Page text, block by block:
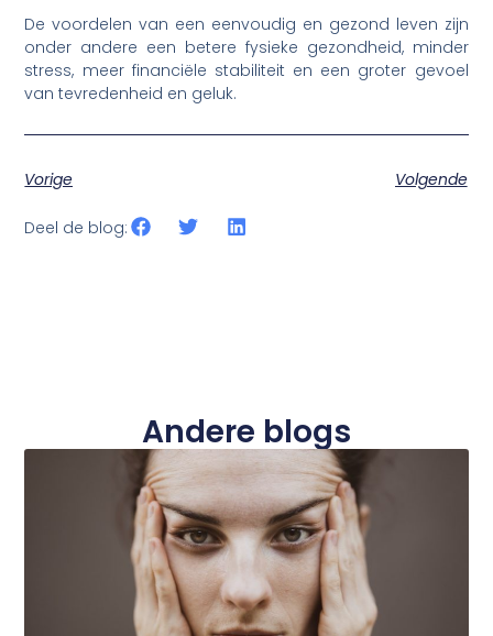
De voordelen van een eenvoudig en gezond leven zijn
onder andere een betere fysieke gezondheid, minder
stress, meer financiële stabiliteit en een groter gevoel
van tevredenheid en geluk.
Vorige Volgende
Deel de blog:
Andere blogs